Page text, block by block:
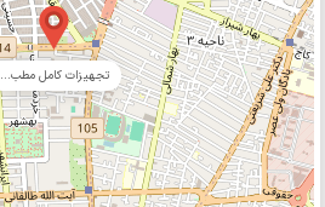
تجهیزات کامل مطب...